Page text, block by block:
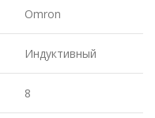
Omron
Индуктивный
8